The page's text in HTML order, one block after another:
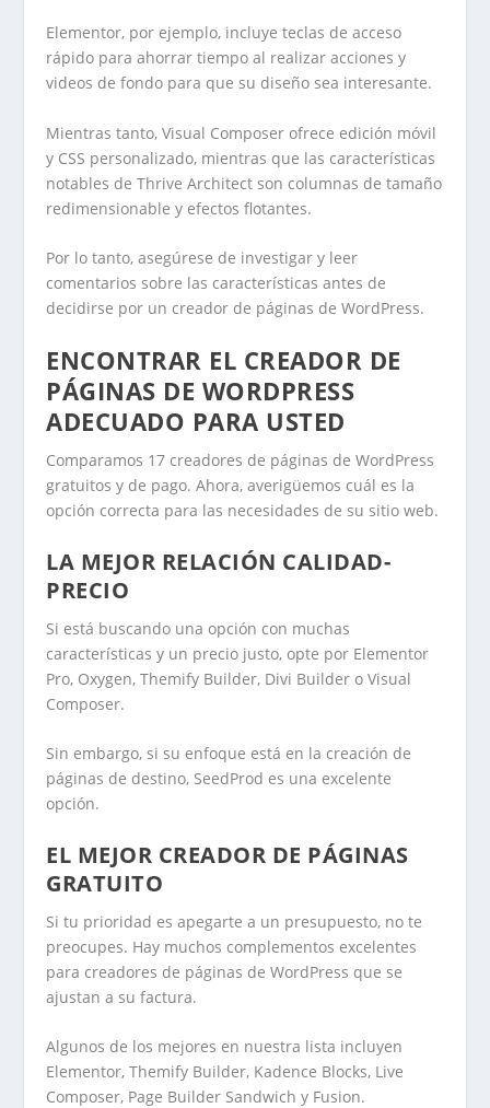
Elementor, por ejemplo, incluye teclas de acceso
rápido para ahorrar tiempo al realizar acciones y
videos de fondo para que su diseño sea interesante.
Mientras tanto, Visual Composer ofrece edición móvil
y CSS personalizado, mientras que las características
notables de Thrive Architect son columnas de tamaño
redimensionable y efectos flotantes.
Por lo tanto, asegúrese de investigar y leer
comentarios sobre las características antes de
decidirse por un creador de páginas de WordPress.
ENCONTRAR EL CREADOR DE
PÁGINAS DE WORDPRESS
ADECUADO PARA USTED
Comparamos 17 creadores de páginas de WordPress
gratuitos y de pago. Ahora, averigüemos cuál es la
opción correcta para las necesidades de su sitio web.
LA MEJOR RELACIÓN CALIDAD-
PRECIO
Si está buscando una opción con muchas
características y un precio justo, opte por Elementor
Pro, Oxygen, Themify Builder, Divi Builder o Visual
Composer.
Sin embargo, si su enfoque está en la creación de
páginas de destino, SeedProd es una excelente
opción.
EL MEJOR CREADOR DE PÁGINAS
GRATUITO
Si tu prioridad es apegarte a un presupuesto, no te
preocupes. Hay muchos complementos excelentes
para creadores de páginas de WordPress que se
ajustan a su factura.
Algunos de los mejores en nuestra lista incluyen
Elementor, Themify Builder, Kadence Blocks, Live
Composer, Page Builder Sandwich y Fusion.